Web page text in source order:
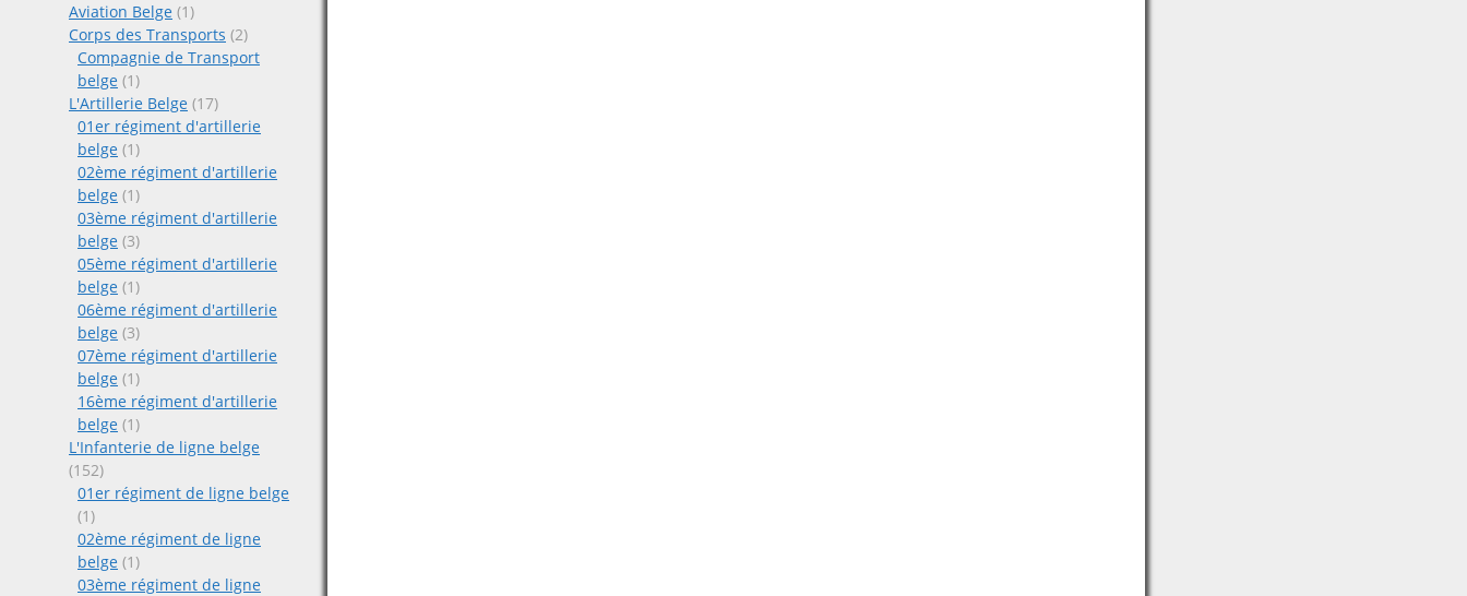
Aviation Belge (1)
Corps des Transports (2)
Compagnie de Transport
belge (1)
L'Artillerie Belge (17)
01er régiment d'artillerie
belge (1)
02ème régiment d'artillerie
belge (1)
03ème régiment d'artillerie
belge (3)
05ème régiment d'artillerie
belge (1)
06ème régiment d'artillerie
belge (3)
07ème régiment d'artillerie
belge (1)
16ème régiment d'artillerie
belge (1)
L'Infanterie de ligne belge
(152)
01er régiment de ligne belge
(1)
02ème régiment de ligne
belge (1)
03ème régiment de ligne